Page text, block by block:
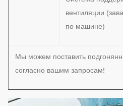
вентиляции
по машине)
Мы можем поставить
согласно вашим запросам!